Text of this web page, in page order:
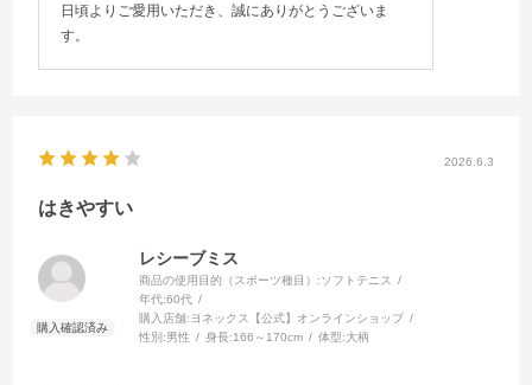
日頃よりご愛用いただき、誠にありがとうございま
す。
2026.6.3
はきやすい
レシーブミス
商品の使用目的（スポーツ種目）:ソフトテニス
年代:60代
購入店舗: ヨネックス【公式】オンラインショップ
性別:男性 身長:166～170cm 体型:大柄